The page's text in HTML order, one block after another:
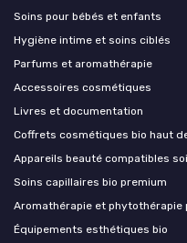
Soins pour bébés et enfants
Hygiène intime et soins ciblés
Parfums et aromathérapie
Accessoires cosmétiques
Livres et documentation
Coffrets cosmétiques bio haut
Appareils beauté compatibles
Soins capillaires bio premium
Aromathérapie et phytothérapie
Équipements esthétiques bio